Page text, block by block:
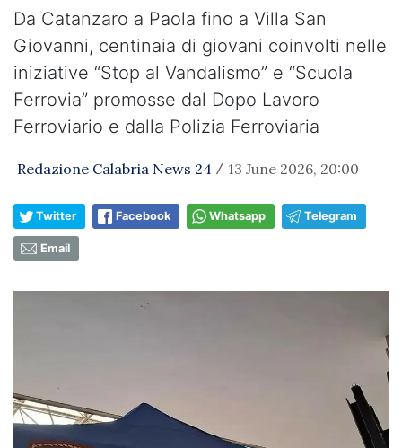
Da Catanzaro a Paola fino a Villa San
Giovanni, centinaia di giovani coinvolti nelle
iniziative “Stop al Vandalismo” e “Scuola
Ferrovia” promosse dal Dopo Lavoro
Ferroviario e dalla Polizia Ferroviaria
Redazione Calabria News 24 / 13 June 2026, 20:00
Twitter Facebook Whatsapp Telegram
Email